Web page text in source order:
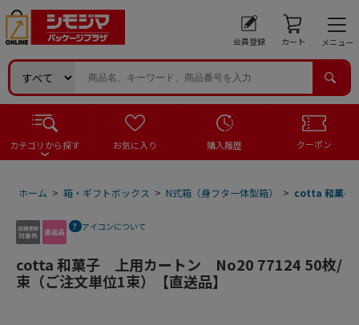
会員登録 カート メニュー
カテゴリから探す お気に入り 購入履歴 クーポン
ホーム > 箱・ギフトボックス > N式箱（身フタ一体型箱） > cotta 和菓子
アイコンについて
cotta 和菓子 上用カートン No20 77124 50枚/
束（ご注文単位1束）【直送品】